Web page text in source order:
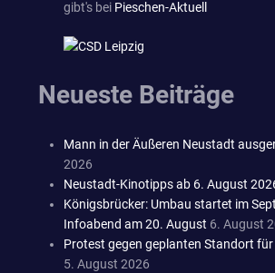
gibt's bei Pieschen-Aktuell
Neueste Beiträge
Mann in der Äußeren Neustadt
2026
Neustadt-Kinotipps ab 6. August
Königsbrücker: Umbau startet im
Infoabend am 20. August 6. August
Protest gegen geplanten Standort
5. August 2026